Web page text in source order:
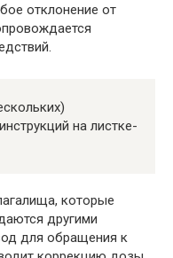
отклонение от
на листке-
которые
другими
для обращения к